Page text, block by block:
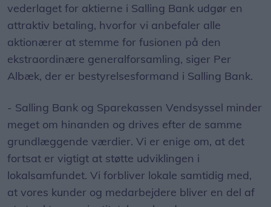
vederlaget for aktierne i Salling Bank udgør en
attraktiv betaling, hvorfor vi anbefaler alle
aktionærer at stemme for fusionen på den
ekstraordinære generalforsamling, siger Per
Albæk, der er bestyrelsesformand i Salling Bank.
- Salling Bank og Sparekassen Vendsyssel minder
meget om hinanden og drives efter de samme
grundlæggende værdier. Vi er enige om, at det
fortsat er vigtigt at støtte udviklingen i
lokalsamfundet. Vi forbliver lokale samtidig med,
at vores kunder og medarbejdere bliver en del af